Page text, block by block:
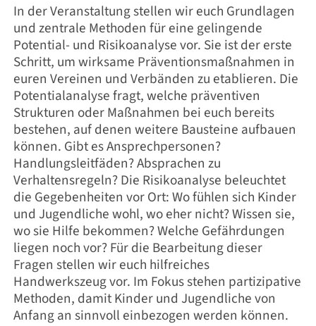
In der Veranstaltung stellen wir euch Grundlagen
und zentrale Methoden für eine gelingende
Potential- und Risikoanalyse vor. Sie ist der erste
Schritt, um wirksame Präventionsmaßnahmen in
euren Vereinen und Verbänden zu etablieren. Die
Potentialanalyse fragt, welche präventiven
Strukturen oder Maßnahmen bei euch bereits
bestehen, auf denen weitere Bausteine aufbauen
können. Gibt es Ansprechpersonen?
Handlungsleitfäden? Absprachen zu
Verhaltensregeln? Die Risikoanalyse beleuchtet
die Gegebenheiten vor Ort: Wo fühlen sich Kinder
und Jugendliche wohl, wo eher nicht? Wissen sie,
wo sie Hilfe bekommen? Welche Gefährdungen
liegen noch vor? Für die Bearbeitung dieser
Fragen stellen wir euch hilfreiches
Handwerkszeug vor. Im Fokus stehen partizipative
Methoden, damit Kinder und Jugendliche von
Anfang an sinnvoll einbezogen werden können.